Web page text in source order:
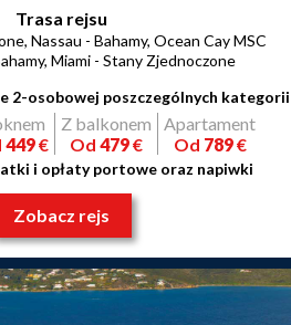
Trasa rejsu
Nassau - Bahamy, Ocean Cay MSC
Miami - Stany Zjednoczone
2-osobowej poszczególnych kategorii
449€
Z balkonem
Od 479€
Apartament
Od 789€
i opłaty portowe oraz napiwki
Zobacz rejs